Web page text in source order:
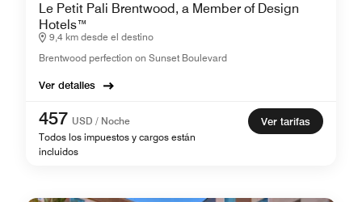
Le Petit Pali Brentwood, a Member of Design
Hotels™
9,4 km desde el destino
Brentwood perfection on Sunset Boulevard
Ver detalles
457 USD / Noche
Todos los impuestos y cargos están
incluidos
Ver tarifas